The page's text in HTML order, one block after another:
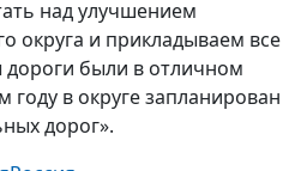
над улучшением
округа и прикладываем все
дороги были в отличном
году в округе запланирован
дорог».